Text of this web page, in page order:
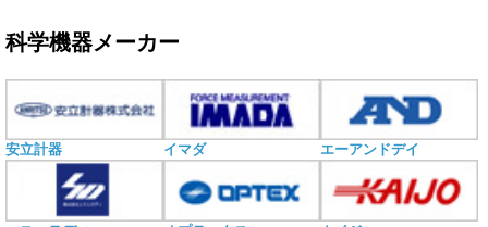
科学機器メーカー
安立計器 イマダ エーアンドデイ